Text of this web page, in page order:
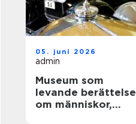
05. juni 2026
admin
Museum som
levande berättelse
om människor,